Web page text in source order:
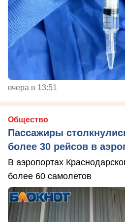
вчера в 13:51
Общество
Пассажиры
более 30 рейсов в
В аэропортах
более 60 самолетов